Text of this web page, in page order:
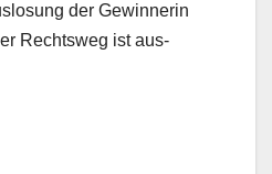
der Gewin­ner­in
Rechtsweg ist aus­